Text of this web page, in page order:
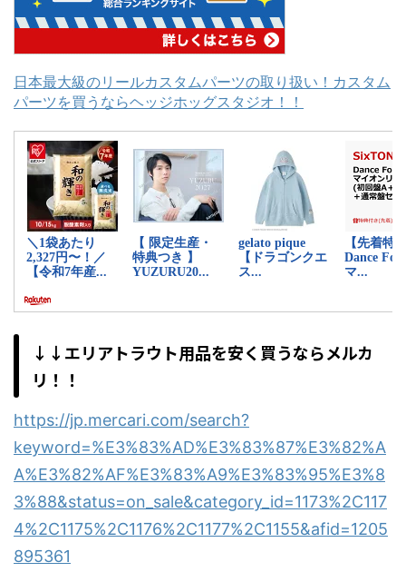
日本最大級のリールカスタムパーツの取り扱い！カスタム
パーツを買うならヘッジホッグスタジオ！！
↓↓エリアトラウト用品を安く買うならメルカ
リ！！
https://jp.mercari.com/search?
keyword=%E3%83%AD%E3%83%87%E3%82%A
A%E3%82%AF%E3%83%A9%E3%83%95%E3%8
3%88&status=on_sale&category_id=1173%2C117
4%2C1175%2C1176%2C1177%2C1155&afid=1205
895361